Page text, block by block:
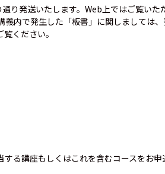
り発送いたします。Web上ではご覧いた
内で発生した「板書」に関しましては
ください。
る講座もしくはこれを含むコースをお申